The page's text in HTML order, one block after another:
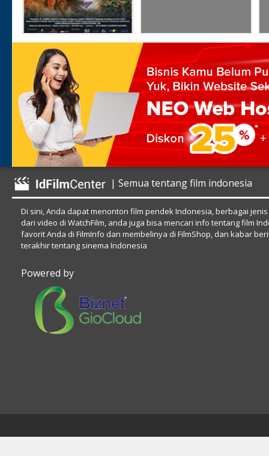
| Semua tentang film indonesia
Di sini, Anda dapat menonton film pendek Indonesia, berbagai
dari video di WatchFilm, anda juga bisa mencari info tentang film
favorit Anda di FilmInfo dan membelinya di FilmShop, dan kabar
terakhir tentang sinema Indonesia
Powered by